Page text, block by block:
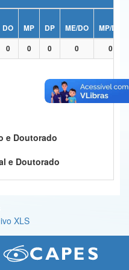
Comunicações
Humanos
DO MP DP ME/DO
MP/DP
0 0 0 0 0
e Doutorado
e Doutorado
XLS